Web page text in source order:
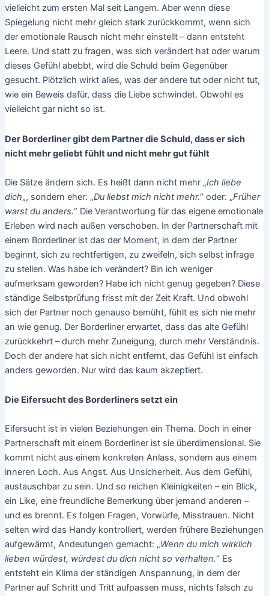
vielleicht zum ersten Mal seit Langem. Aber wenn diese
Spiegelung nicht mehr gleich stark zurückkommt, wenn sich
der emotionale Rausch nicht mehr einstellt – dann entsteht
Leere. Und statt zu fragen, was sich verändert hat oder warum
dieses Gefühl abebbt, wird die Schuld beim Gegenüber
gesucht. Plötzlich wirkt alles, was der andere tut oder nicht tut,
wie ein Beweis dafür, dass die Liebe schwindet. Obwohl es
vielleicht gar nicht so ist.
Der Borderliner gibt dem Partner die Schuld, dass er sich
nicht mehr geliebt fühlt und nicht mehr gut fühlt
Die Sätze ändern sich. Es heißt dann nicht mehr „Ich liebe
dich„, sondern eher: „Du liebst mich nicht mehr.“ oder: „Früher
warst du anders.“ Die Verantwortung für das eigene emotionale
Erleben wird nach außen verschoben. In der Partnerschaft mit
einem Borderliner ist das der Moment, in dem der Partner
beginnt, sich zu rechtfertigen, zu zweifeln, sich selbst infrage
zu stellen. Was habe ich verändert? Bin ich weniger
aufmerksam geworden? Habe ich nicht genug gegeben? Diese
ständige Selbstprüfung frisst mit der Zeit Kraft. Und obwohl
sich der Partner noch genauso bemüht, fühlt es sich nie mehr
an wie genug. Der Borderliner erwartet, dass das alte Gefühl
zurückkehrt – durch mehr Zuneigung, durch mehr Verständnis.
Doch der andere hat sich nicht entfernt, das Gefühl ist einfach
anders geworden. Nur wird das kaum akzeptiert.
Die Eifersucht des Borderliners setzt ein
Eifersucht ist in vielen Beziehungen ein Thema. Doch in einer
Partnerschaft mit einem Borderliner ist sie überdimensional. Sie
kommt nicht aus einem konkreten Anlass, sondern aus einem
inneren Loch. Aus Angst. Aus Unsicherheit. Aus dem Gefühl,
austauschbar zu sein. Und so reichen Kleinigkeiten – ein Blick,
ein Like, eine freundliche Bemerkung über jemand anderen –
und es brennt. Es folgen Fragen, Vorwürfe, Misstrauen. Nicht
selten wird das Handy kontrolliert, werden frühere Beziehungen
aufgewärmt, Andeutungen gemacht: „Wenn du mich wirklich
lieben würdest, würdest du dich nicht so verhalten.“ Es
entsteht ein Klima der ständigen Anspannung, in dem der
Partner auf Schritt und Tritt aufpassen muss, nichts falsch zu